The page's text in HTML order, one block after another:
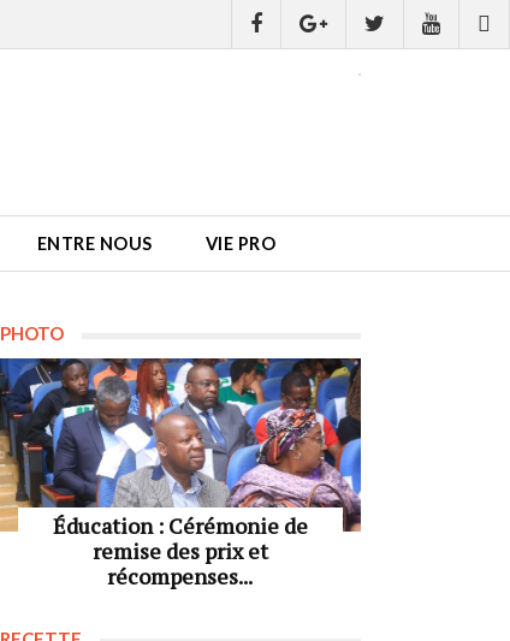
ENTRE NOUS VIE PRO
PHOTO
Éducation : Cérémonie de
remise des prix et
récompenses...